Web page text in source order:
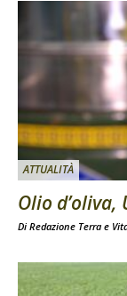
ATTUALITÀ
Olio
Di Redazione Terra e